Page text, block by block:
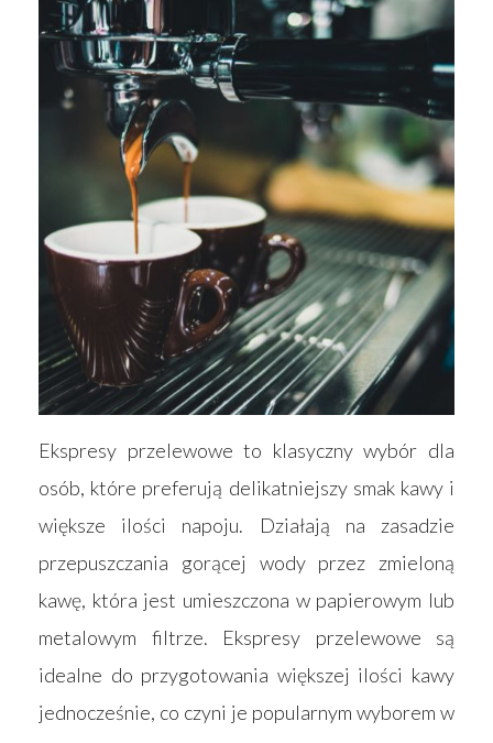
Ekspresy przelewowe to klasyczny wybór dla
osób, które preferują delikatniejszy smak kawy i
większe ilości napoju. Działają na zasadzie
przepuszczania gorącej wody przez zmieloną
kawę, która jest umieszczona w papierowym lub
metalowym filtrze. Ekspresy przelewowe są
idealne do przygotowania większej ilości kawy
jednocześnie, co czyni je popularnym wyborem w